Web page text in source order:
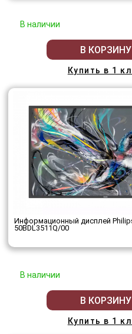
В наличии
В КОРЗИНУ
Купить в 1
Информационный дисплей
50BDL3511Q/00
В наличии
В КОРЗИНУ
Купить в 1